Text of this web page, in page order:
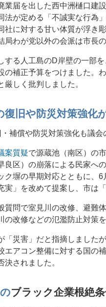
業届を出した西中洲樋口建
法が定める「不誠実な行為
社に対する甘い体質が浮き
局わが党以外の会派は市長
する人工島のD岸壁の一部
の補正予算をつけました。
しく批判しました。
旧や防災対策強化
補償や防災対策強化も議会
案質疑で源蔵池（南区）の
良区）の崩落による民家へ
ク塀の早期対応とともに、
実」を改めて提案し、市は
質問で室見川の改修、避難
の改修などの氾濫防止対策
「災害」だと指摘しました
エアコン整備に対する国の
決されました。
ブラック企業根絶